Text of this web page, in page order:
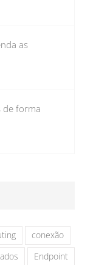
as
de forma
conexão
Endpoint